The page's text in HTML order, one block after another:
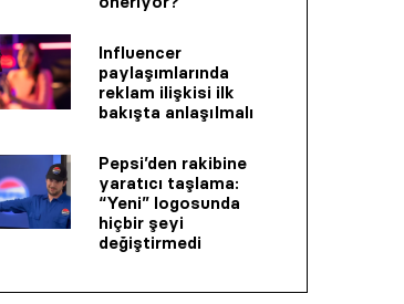
Influencer
paylaşımlarında
reklam ilişkisi ilk
bakışta anlaşılmalı
Pepsi’den rakibine
yaratıcı taşlama:
“Yeni” logosunda
hiçbir şeyi
değiştirmedi